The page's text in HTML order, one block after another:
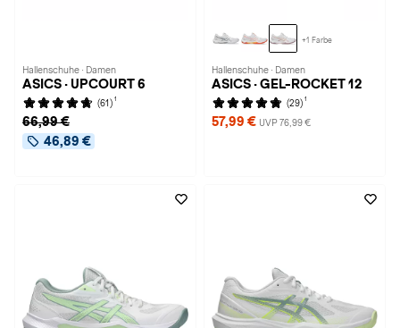
Hallenschuhe · Damen
ASICS · UPCOURT 6
(61) 1
66,99 €
46,89 €
+1 Farbe
Hallenschuhe · Damen
ASICS · GEL-ROCKET 12
(29) 1
57,99 € UVP 76,99 €